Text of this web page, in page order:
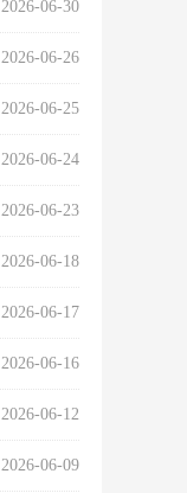
2026-06-30
2026-06-26
2026-06-25
2026-06-24
2026-06-23
2026-06-18
2026-06-17
2026-06-16
2026-06-12
2026-06-09